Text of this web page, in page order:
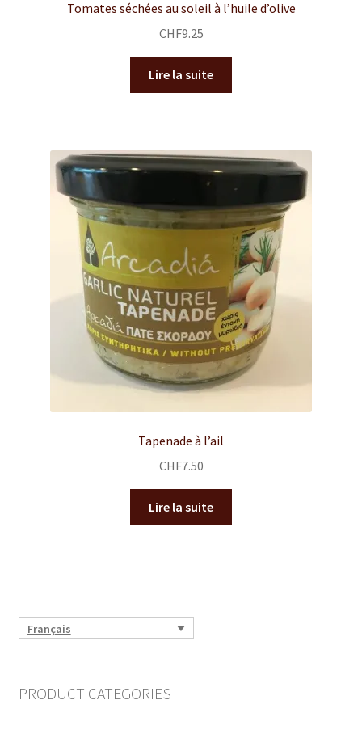
Tomates séchées au soleil à l’huile d’olive
CHF9.25
Lire la suite
Tapenade à l’ail
CHF7.50
Lire la suite
Français
PRODUCT CATEGORIES